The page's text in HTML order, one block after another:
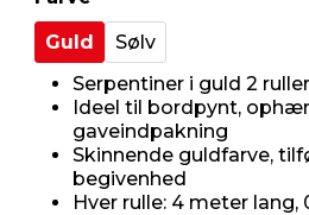
Guld
Sølv
Serpentiner i guld 2
Ideel til bordpynt,
gaveindpakning
Skinnende guldfarve,
begivenhed
Hver rulle: 4 meter lang,